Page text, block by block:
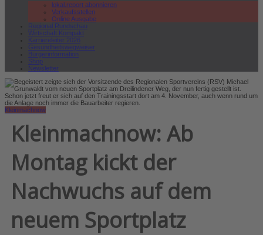
lokal.report abonnieren
Verkaufsstellen
Online Ausgabe
Regional Rundschau
Wirtschaft.Kompakt
Karriereleiter 2026
Gesundheitswegweiser
Bürgerinformation
Shop
Newsletter
Kleinmachnow
Kleinmachnow: Ab
Montag kickt der
Nachwuchs auf dem
neuem Sportplatz